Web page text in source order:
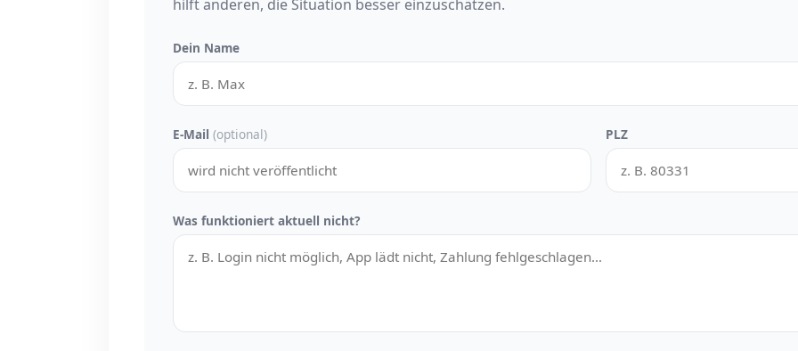
hilft anderen, die Situation besser einzuschätzen.
Dein Name
E-Mail (optional) PLZ
Was funktioniert aktuell nicht?